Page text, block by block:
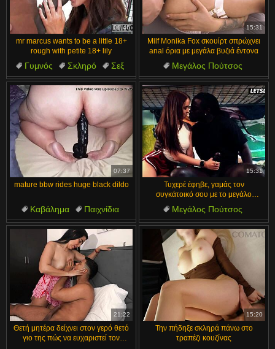
06:46
mr marcus wants to be a little 18+
rough with petite 18+ lily
Γυμνός Σκληρό
Σεξ
Βυζιά
Πίπα
15:31
Milf Monika Fox σκουίρτ σπρώχνει
anal όρια με μεγάλα βυζιά έντονα
Μεγάλος Πούτσος
Μεγάλα βυζιά
Πόρνες
Βυζιά
Πίπα
07:37
mature bbw rides huge black dildo
Καβάλημα
Παιχνίδια
Τεράστιοι
Παχουλές
Ερασιτέχνες
15:31
Τυχερέ έφηβε, γαμάς τον
συγκάτοικό σου με το μεγάλο
μαύρο πούτσο στις διακοπές!
Μεγάλος Πούτσος
Τεράστιος Πούτσος
Πέος
Lick
Κουνιλίγκους
21:22
Θετή μητέρα δείχνει στον γερό θετό
γιο της πώς να ευχαριστεί τον
15:20
Την πήδηξε σκληρά πάνω στο
τραπέζι κουζίνας